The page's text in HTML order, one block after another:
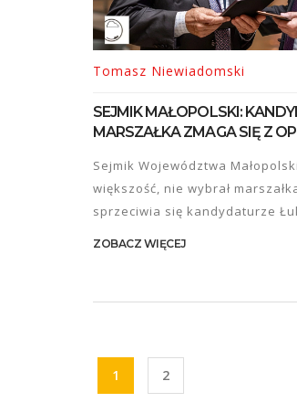
Tomasz Niewiadomski
SEJMIK MAŁOPOLSKI:
MARSZAŁKA ZMAGA SIĘ Z
Sejmik Województwa
większość, nie wybrał
sprzeciwia się kandydaturze
Kmitą proszącym o przełożenie
ZOBACZ WIĘCEJ
1 2